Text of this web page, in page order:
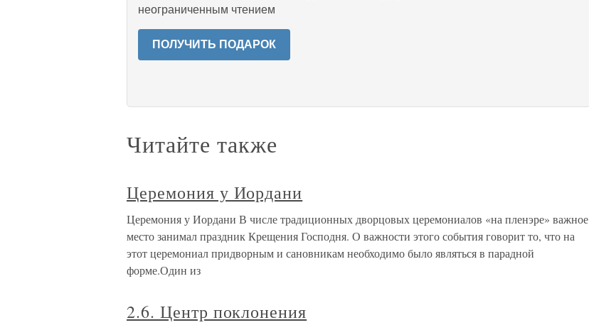
неограниченным чтением
ПОЛУЧИТЬ ПОДАРОК
Читайте также
Церемония у Иордани
Церемония у Иордани В числе традиционных дворцовых церемониалов «на пленэре» важное
место занимал праздник Крещения Господня. О важности этого события говорит то, что на
этот церемониал придворным и сановникам необходимо было являться в парадной
форме.Один из
2.6. Центр поклонения